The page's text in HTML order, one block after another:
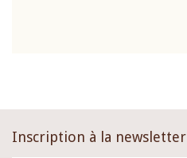
Inscription à la newsletter